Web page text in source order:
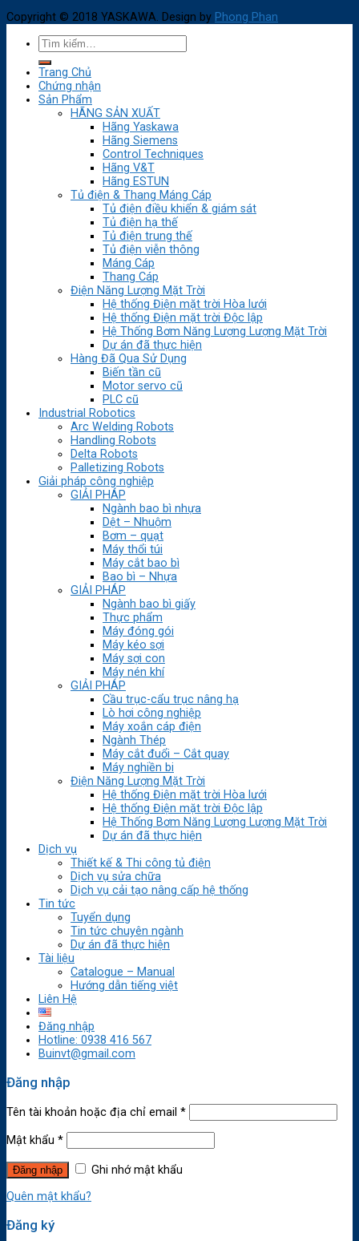
Copyright © 2018 YASKAWA. Design by Phong Phan
Trang Chủ
Chứng nhận
Sản Phẩm
HÃNG SẢN XUẤT
Hãng Yaskawa
Hãng Siemens
Control Techniques
Hãng V&T
Hãng ESTUN
Tủ điện & Thang Máng Cáp
Tủ điện điều khiển & giám sát
Tủ điện hạ thế
Tủ điện trung thế
Tủ điện viễn thông
Máng Cáp
Thang Cáp
Điện Năng Lượng Mặt Trời
Hệ thống Điện mặt trời Hòa lưới
Hệ thống Điện mặt trời Độc lập
Hệ Thống Bơm Năng Lượng Lượng Mặt Trời
Dự án đã thực hiện
Hàng Đã Qua Sử Dụng
Biến tần cũ
Motor servo cũ
PLC cũ
Industrial Robotics
Arc Welding Robots
Handling Robots
Delta Robots
Palletizing Robots
Giải pháp công nghiệp
GIẢI PHÁP
Ngành bao bì nhựa
Dệt – Nhuộm
Bơm – quạt
Máy thổi túi
Máy cắt bao bì
Bao bì – Nhựa
GIẢI PHÁP
Ngành bao bì giấy
Thực phẩm
Máy đóng gói
Máy kéo sợi
Máy sợi con
Máy nén khí
GIẢI PHÁP
Cầu trục-cẩu trục nâng hạ
Lò hơi công nghiệp
Máy xoắn cáp điện
Ngành Thép
Máy cắt đuổi – Cắt quay
Máy nghiền bi
Điện Năng Lượng Mặt Trời
Hệ thống Điện mặt trời Hòa lưới
Hệ thống Điện mặt trời Độc lập
Hệ Thống Bơm Năng Lượng Lượng Mặt Trời
Dự án đã thực hiện
Dịch vụ
Thiết kế & Thi công tủ điện
Dịch vụ sửa chữa
Dịch vụ cải tạo nâng cấp hệ thống
Tin tức
Tuyển dụng
Tin tức chuyên ngành
Dự án đã thực hiện
Tài liệu
Catalogue – Manual
Hướng dẫn tiếng việt
Liên Hệ
Đăng nhập
Hotline: 0938 416 567
Buinvt@gmail.com
Đăng nhập
Tên tài khoản hoặc địa chỉ email *
Mật khẩu *
Ghi nhớ mật khẩu
Quên mật khẩu?
Đăng ký